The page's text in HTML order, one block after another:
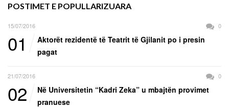
POSTIMET E POPULLARIZUARA
15/07/2016 0
01
Aktorët rezidentë të Teatrit të Gjilanit po i presin
pagat
21/07/2016 0
02
Në Universitetin “Kadri Zeka” u mbajtën provimet
pranuese